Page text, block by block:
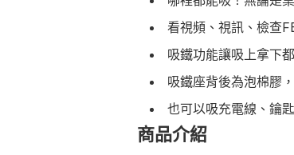
看視頻、視訊、檢查
吸鐵功能讓吸上拿下
吸鐵座背後為泡棉膠
也可以吸充電線、鑰
商品介紹